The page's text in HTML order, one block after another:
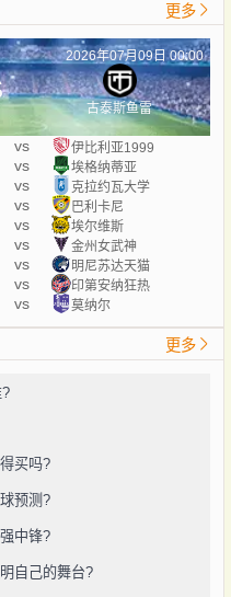
更多
2026年07月09日 00:00
古泰斯鱼雷
vs
伊比利亚1999
vs
埃格纳蒂亚
vs
克拉约瓦大学
vs
巴利卡尼
vs
埃尔维斯
vs
金州女武神
vs
明尼苏达天猫
vs
印第安纳狂热
vs 莫纳尔
更多
买吗?
预测?
中锋?
自己的舞台?